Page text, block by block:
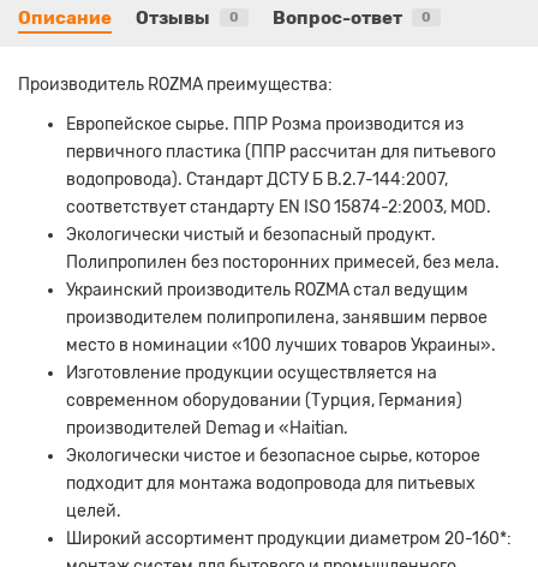
Описание Отзывы 0 Вопрос-ответ 0
Производитель ROZMA преимущества:
Европейское сырье. ППР Розма производится из
первичного пластика (ППР рассчитан для питьевого
водопровода). Стандарт ДСТУ Б В.2.7-144:2007,
соответствует стандарту EN ISO 15874-2:2003, MOD.
Экологически чистый и безопасный продукт.
Полипропилен без посторонних примесей, без мела.
Украинский производитель ROZMA стал ведущим
производителем полипропилена, занявшим первое
место в номинации «100 лучших товаров Украины».
Изготовление продукции осуществляется на
современном оборудовании (Турция, Германия)
производителей Demag и «Haitian.
Экологически чистое и безопасное сырье, которое
подходит для монтажа водопровода для питьевых
целей.
Широкий ассортимент продукции диаметром 20-160*: